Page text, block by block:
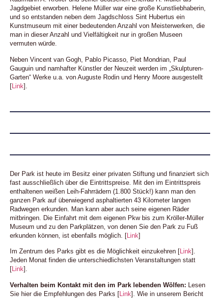
Jagdgebiet erworben. Helene Müller war eine große Kunstliebhaberin,
und so entstanden neben dem Jagdschloss Sint Hubertus ein
Kunstmuseum mit einer bedeutenden Anzahl von Meisterwerken, die
man in dieser Anzahl und Vielfältigkeit nur in großen Museen
vermuten würde.
Neben Vincent van Gogh, Pablo Picasso, Piet Mondrian, Paul
Gauguin und namhafter Künstler der Neuzeit werden im „Skulpturen-
Garten“ Werke u.a. von Auguste Rodin und Henry Moore ausgestellt
[Link].
Der Park ist heute im Besitz einer privaten Stiftung und finanziert sich
fast ausschließlich über die Eintrittspreise. Mit den im Eintrittspreis
enthaltenen weißen Leih-Fahrrädern (1.800 Stück!) kann man den
ganzen Park auf überwiegend asphaltierten 43 Kilometer langen
Radwegen erkunden. Man kann aber auch seine eigenen Räder
mitbringen. Die Einfahrt mit dem eigenen Pkw bis zum Kröller-Müller
Museum und zu den Parkplätzen, von denen Sie den Park zu Fuß
erkunden können, ist ebenfalls möglich. [ Link]
Im Zentrum des Parks gibt es die Möglichkeit einzukehren [Link].
Jeden Monat finden die unterschiedlichsten Veranstaltungen statt
[Link].
Verhalten beim Kontakt mit den im Park lebenden Wölfen:
Lesen
Sie hier die Empfehlungen des Parks [ Link]. Wie in unserem Bericht